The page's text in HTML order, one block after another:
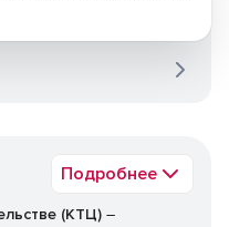
Подробнее
(КТЦ) –